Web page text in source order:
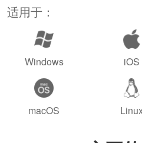
适用于：
Windows iOS
macOS